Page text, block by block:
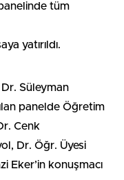
tüm
yatırıldı.
Dr. Süleyman
panelde Öğretim
Cenk
Dr. Öğr. Üyesi
Eker’in konuşmacı